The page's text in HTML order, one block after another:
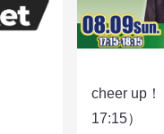
cheer up
17:15）